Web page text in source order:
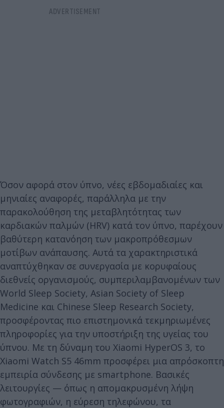
Όσον αφορά στον ύπνο, νέες εβδομαδιαίες και
μηνιαίες αναφορές, παράλληλα με την
παρακολούθηση της μεταβλητότητας των
καρδιακών παλμών (HRV) κατά τον ύπνο, παρέχουν
βαθύτερη κατανόηση των μακροπρόθεσμων
μοτίβων ανάπαυσης. Αυτά τα χαρακτηριστικά
αναπτύχθηκαν σε συνεργασία με κορυφαίους
διεθνείς οργανισμούς, συμπεριλαμβανομένων των
World Sleep Society, Asian Society of Sleep
Medicine και Chinese Sleep Research Society,
προσφέροντας πιο επιστημονικά τεκμηριωμένες
πληροφορίες για την υποστήριξη της υγείας του
ύπνου. Με τη δύναμη του Xiaomi HyperOS 3, το
Xiaomi Watch S5 46mm προσφέρει μια απρόσκοπτη
εμπειρία σύνδεσης με smartphone. Βασικές
λειτουργίες — όπως η απομακρυσμένη λήψη
φωτογραφιών, η εύρεση τηλεφώνου, τα